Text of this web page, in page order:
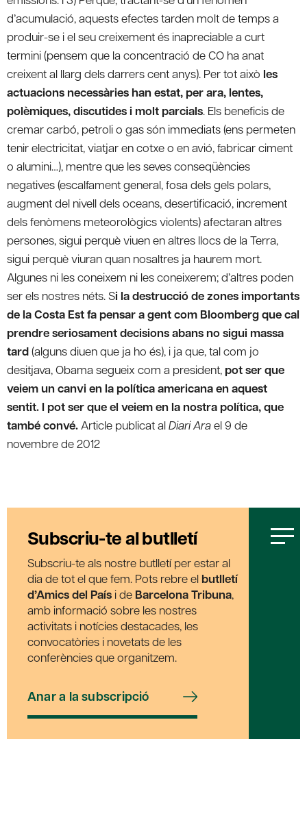
d’acumulació, aquests efectes tarden molt de temps a
produir-se i el seu creixement és inapreciable a curt
termini (pensem que la concentració de CO ha anat
creixent al llarg dels darrers cent anys). Per tot això les
actuacions necessàries han estat, per ara, lentes,
polèmiques, discutides i molt parcials. Els beneficis de
cremar carbó, petroli o gas són immediats (ens permeten
tenir electricitat, viatjar en cotxe o en avió, fabricar ciment
o alumini…), mentre que les seves conseqüències
negatives (escalfament general, fosa dels gels polars,
augment del nivell dels oceans, desertificació, increment
dels fenòmens meteorològics violents) afectaran altres
persones, sigui perquè viuen en altres llocs de la Terra,
sigui perquè viuran quan nosaltres ja haurem mort.
Algunes ni les coneixem ni les coneixerem; d’altres poden
ser els nostres néts. Si la destrucció de zones importants
de la Costa Est fa pensar a gent com Bloomberg que cal
prendre seriosament decisions abans no sigui massa
tard(alguns diuen que ja ho és), i ja que, tal com jo
desitjava, Obama segueix com a president, pot ser que
veiem un canvi en la política americana en aquest
sentit. I pot ser que el veiem en la nostra política, que
també convé. Article publicat alDiari Arael 9 de
novembre de 2012
Subscriu-te al butlletí
Subscriu-te als nostre butlletí per estar al
dia de tot el que fem. Pots rebre el butlletí
d’Amics del País i de Barcelona Tribuna,
amb informació sobre les nostres
activitats i notícies destacades, les
convocatòries i novetats de les
conferències que organitzem.
Anar a la subscripció